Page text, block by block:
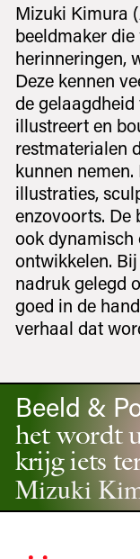
Mizuki Kimura
beeldmaker
herinneringen,
Deze kennen
de
illustreert en
restmaterialen
kunnen
illustraties,
enzovoorts. De
ook
ontwikkelen.
nadruk gelegd
goed in de
verhaal dat
Beeld &
het wordt
krijg iets
Mizuki